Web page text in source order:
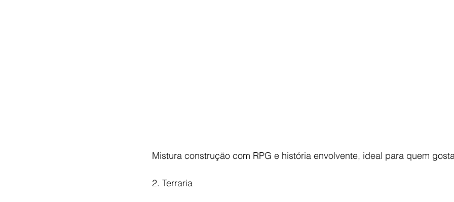
Mistura construção com RPG e história envolvente, ideal para quem
2. Terraria